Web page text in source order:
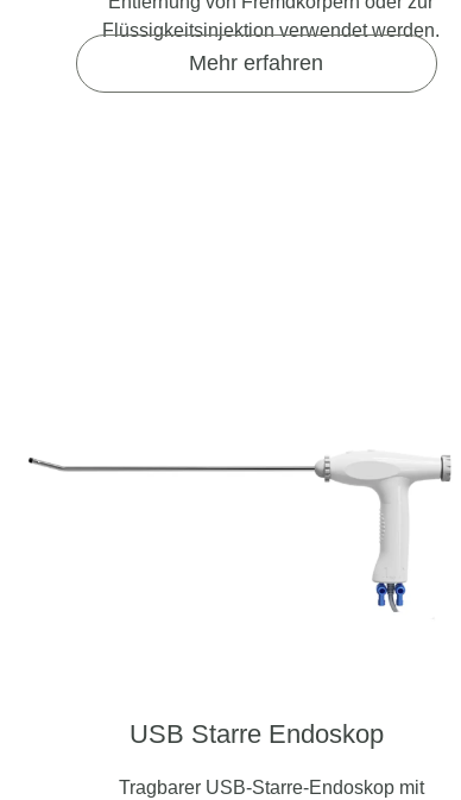
Flüssigkeitsinjektion verwendet werden.
Mehr erfahren
USB Starre Endoskop
Tragbarer USB-Starre-Endoskop mit